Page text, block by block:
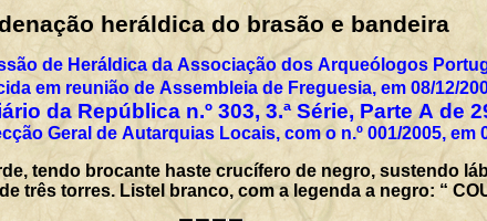
heráldica do brasão e bandeira
de Heráldica da Associação dos Arqueólogos
em reunião de Assembleia de Freguesia, em 08/12/
da República n.º 303, 3.ª Série, Parte A de
Geral de Autarquias Locais, com o n.º 001/2005, em
tendo brocante haste crucífero de negro, sustendo
três torres. Listel branco, com a legenda a negro: “